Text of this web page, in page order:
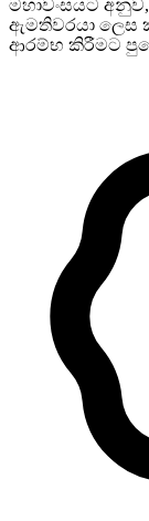
මහාවංසයට
ඇමතිවරයා ලෙස
ආරම්භ කිරීමට